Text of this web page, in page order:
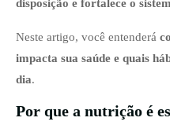
disposição e fortalece o
Neste artigo, você entenderá
impacta sua saúde e quais
dia.
Por que a nutrição é